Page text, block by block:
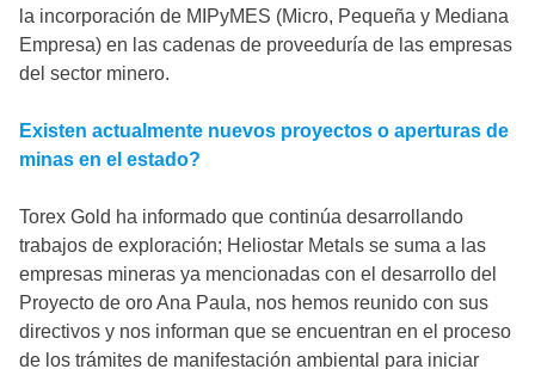
la incorporación de MIPyMES (Micro, Pequeña y Mediana
Empresa) en las cadenas de proveeduría de las empresas
del sector minero.
Existen actualmente nuevos proyectos o aperturas de
minas en el estado?
Torex Gold ha informado que continúa desarrollando
trabajos de exploración; Heliostar Metals se suma a las
empresas mineras ya mencionadas con el desarrollo del
Proyecto de oro Ana Paula, nos hemos reunido con sus
directivos y nos informan que se encuentran en el proceso
de los trámites de manifestación ambiental para iniciar